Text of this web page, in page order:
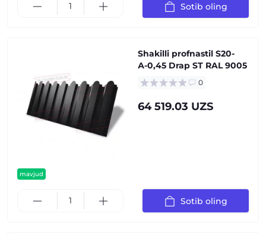
Sotib oling
mavjud
Shakilli profnastil S20-
А-0,45 Drap ST RAL 9005
0
64 519.03 UZS
Sotib oling